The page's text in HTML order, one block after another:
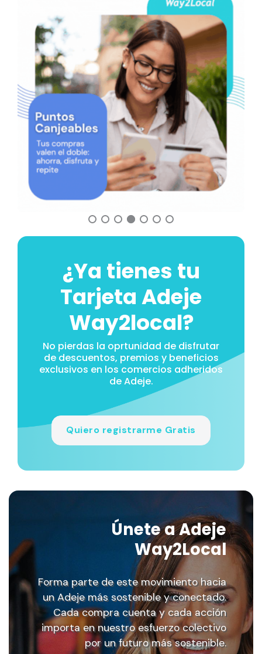
¿Ya tienes tu
Tarjeta Adeje
Way2local?
No pierdas la oprtunidad de disfrutar
de descuentos, premios y beneficios
exclusivos en los comercios adheridos
de Adeje.
Quiero registrarme Gratis
Únete a Adeje
Way2Local
Forma parte de este movimiento hacia
un Adeje más sostenible y conectado.
Cada compra cuenta y cada acción
importa en nuestro esfuerzo colectivo
por un futuro más sostenible.